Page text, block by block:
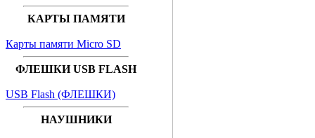
КАРТЫ ПАМЯТИ
Карты памяти Micro SD
ФЛЕШКИ USB FLASH
USB Flash (ФЛЕШКИ)
НАУШНИКИ